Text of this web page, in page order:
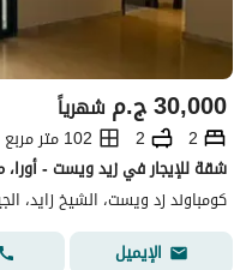
ج.م30,000 شهرياً
2
2
102 متر مربع
شقة للإيجار في زيد ويست -
كومباوند زد ويست، الشيخ زايد،
الإيميل